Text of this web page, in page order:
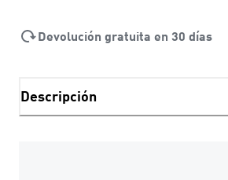
Devolución gratuita en 30 días
Descripción